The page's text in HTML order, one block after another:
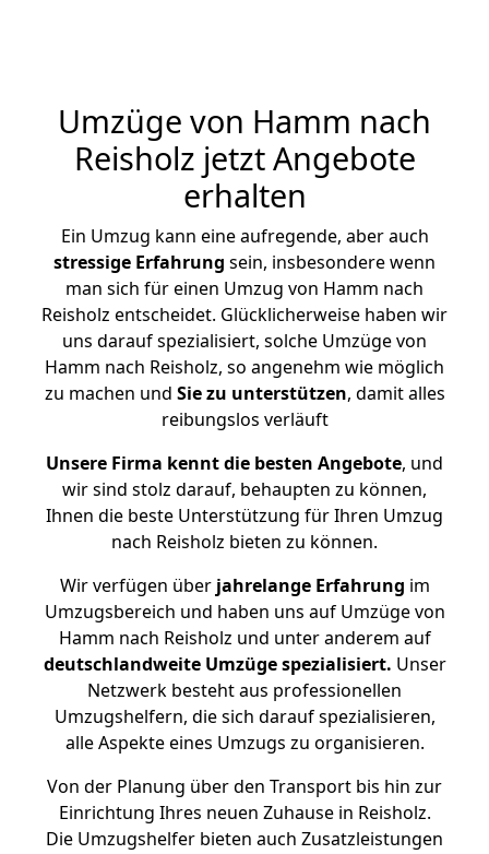
Umzüge von Hamm nach
Reisholz jetzt Angebote
erhalten
Ein Umzug kann eine aufregende, aber auch
stressige Erfahrung sein, insbesondere wenn
man sich für einen Umzug von Hamm nach
Reisholz entscheidet. Glücklicherweise haben wir
uns darauf spezialisiert, solche Umzüge von
Hamm nach Reisholz, so angenehm wie möglich
zu machen und Sie zu unterstützen, damit alles
reibungslos verläuft
Unsere Firma kennt die besten Angebote, und
wir sind stolz darauf, behaupten zu können,
Ihnen die beste Unterstützung für Ihren Umzug
nach Reisholz bieten zu können.
Wir verfügen überjahrelange Erfahrung im
Umzugsbereich und haben uns auf Umzüge von
Hamm nach Reisholz und unter anderem auf
deutschlandweite Umzüge spezialisiert. Unser
Netzwerk besteht aus professionellen
Umzugshelfern, die sich darauf spezialisieren,
alle Aspekte eines Umzugs zu organisieren.
Von der Planung über den Transport bis hin zur
Einrichtung Ihres neuen Zuhause in Reisholz.
Die Umzugshelfer bieten auch Zusatzleistungen